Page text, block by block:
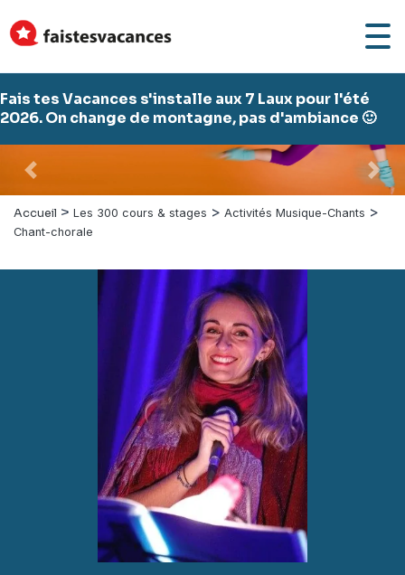
Fais tes Vacances s'installe aux 7 Laux pour l'été
2026. On change de montagne, pas d'ambiance 🙂
Précédent
Accueil > Les 300 cours & stages > Activités Musique-Chants >
Chant-chorale